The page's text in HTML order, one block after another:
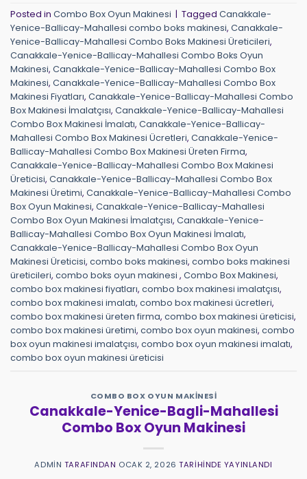
Posted in Combo Box Oyun Makinesi | Tagged Canakkale-
Yenice-Ballicay-Mahallesi combo boks makinesi, Canakkale-
Yenice-Ballicay-Mahallesi Combo Boks Makinesi Üreticileri,
Canakkale-Yenice-Ballicay-Mahallesi Combo Boks Oyun
Makinesi, Canakkale-Yenice-Ballicay-Mahallesi Combo Box
Makinesi, Canakkale-Yenice-Ballicay-Mahallesi Combo Box
Makinesi Fiyatları, Canakkale-Yenice-Ballicay-Mahallesi Combo
Box Makinesi İmalatçısı, Canakkale-Yenice-Ballicay-Mahallesi
Combo Box Makinesi İmalatı, Canakkale-Yenice-Ballicay-
Mahallesi Combo Box Makinesi Ücretleri, Canakkale-Yenice-
Ballicay-Mahallesi Combo Box Makinesi Üreten Firma,
Canakkale-Yenice-Ballicay-Mahallesi Combo Box Makinesi
Üreticisi, Canakkale-Yenice-Ballicay-Mahallesi Combo Box
Makinesi Üretimi, Canakkale-Yenice-Ballicay-Mahallesi Combo
Box Oyun Makinesi, Canakkale-Yenice-Ballicay-Mahallesi
Combo Box Oyun Makinesi İmalatçısı, Canakkale-Yenice-
Ballicay-Mahallesi Combo Box Oyun Makinesi İmalatı,
Canakkale-Yenice-Ballicay-Mahallesi Combo Box Oyun
Makinesi Üreticisi, combo boks makinesi, combo boks makinesi
üreticileri, combo boks oyun makinesi , Combo Box Makinesi,
combo box makinesi fiyatları, combo box makinesi imalatçısı,
combo box makinesi imalatı, combo box makinesi ücretleri,
combo box makinesi üreten firma, combo box makinesi üreticisi,
combo box makinesi üretimi, combo box oyun makinesi, combo
box oyun makinesi imalatçısı, combo box oyun makinesi imalatı,
combo box oyun makinesi üreticisi
COMBO BOX OYUN MAKINESI
Canakkale-Yenice-Bagli-Mahallesi
Combo Box Oyun Makinesi
ADMIN TARAFINDAN OCAK 2, 2026 TARIHINDE YAYINLANDI